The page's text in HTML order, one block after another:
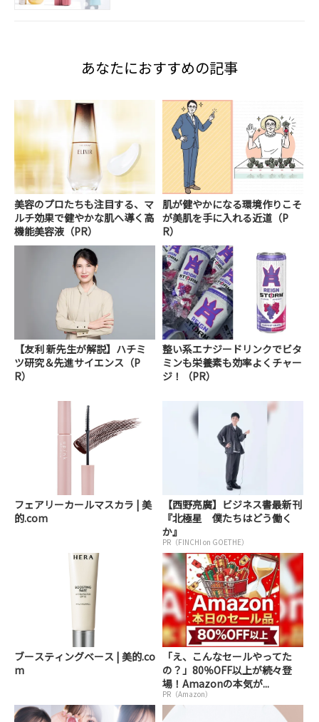
あなたにおすすめの記事
美容のプロたちも注目する、マ
ルチ効果で健やかな肌へ導く高
機能美容液（PR）
肌が健やかになる環境作りこそ
が美肌を手に入れる近道（P
R）
【友利 新先生が解説】ハチミ
ツ研究＆先進サイエンス（P
R）
整い系エナジードリンクでビタ
ミンも栄養素も効率よくチャー
ジ！（PR）
フェアリーカールマスカラ | 美
的.com
【西野亮廣】ビジネス書最新刊
『北極星 僕たちはどう働く
か』
PR（FINCHI on GOETHE）
ブースティングベース | 美的.co
m
「え、こんなセールやってた
の？」80％OFF以上が続々登
場！Amazonの本気が...
PR（Amazon）